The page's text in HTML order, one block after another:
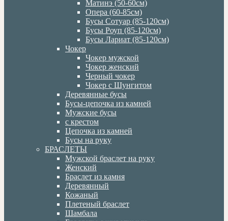
Матинэ (50-60см)
Опера (60-85см)
Бусы Сотуар (85-120см)
Бусы Роуп (85-120см)
Бусы Лариат (85-120см)
Чокер
Чокер мужской
Чокер женский
Черный чокер
Чокер с Шунгитом
Деревянные бусы
Бусы-цепочка из камней
Мужские бусы
с крестом
Цепочка из камней
Бусы на руку
БРАСЛЕТЫ
Мужской браслет на руку
Женский
Браслет из камня
Деревянный
Кожаный
Плетеный браслет
Шамбала